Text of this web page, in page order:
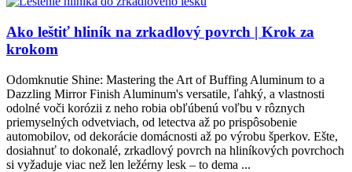
Ako leštiť hliník na zrkadlový povrch | Krok za
krokom
Odomknutie Shine: Mastering the Art of Buffing Aluminum to a
Dazzling Mirror Finish Aluminum's versatile, ľahký, a vlastnosti
odolné voči korózii z neho robia obľúbenú voľbu v rôznych
priemyselných odvetviach, od letectva až po prispôsobenie
automobilov, od dekorácie domácnosti až po výrobu šperkov. Ešte,
dosiahnuť to dokonalé, zrkadlový povrch na hliníkových povrchoch
si vyžaduje viac než len ležérny lesk – to dema ...